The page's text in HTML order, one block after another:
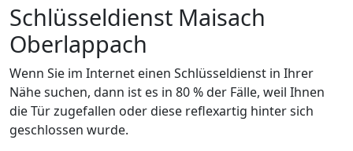
Schlüsseldienst Maisach
Oberlappach
Wenn Sie im Internet einen Schlüsseldienst in Ihrer
Nähe suchen, dann ist es in 80 % der Fälle, weil Ihnen
die Tür zugefallen oder diese reflexartig hinter sich
geschlossen wurde.